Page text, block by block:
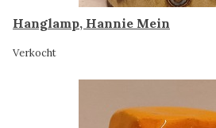
Hanglamp, Hannie Mein
Verkocht